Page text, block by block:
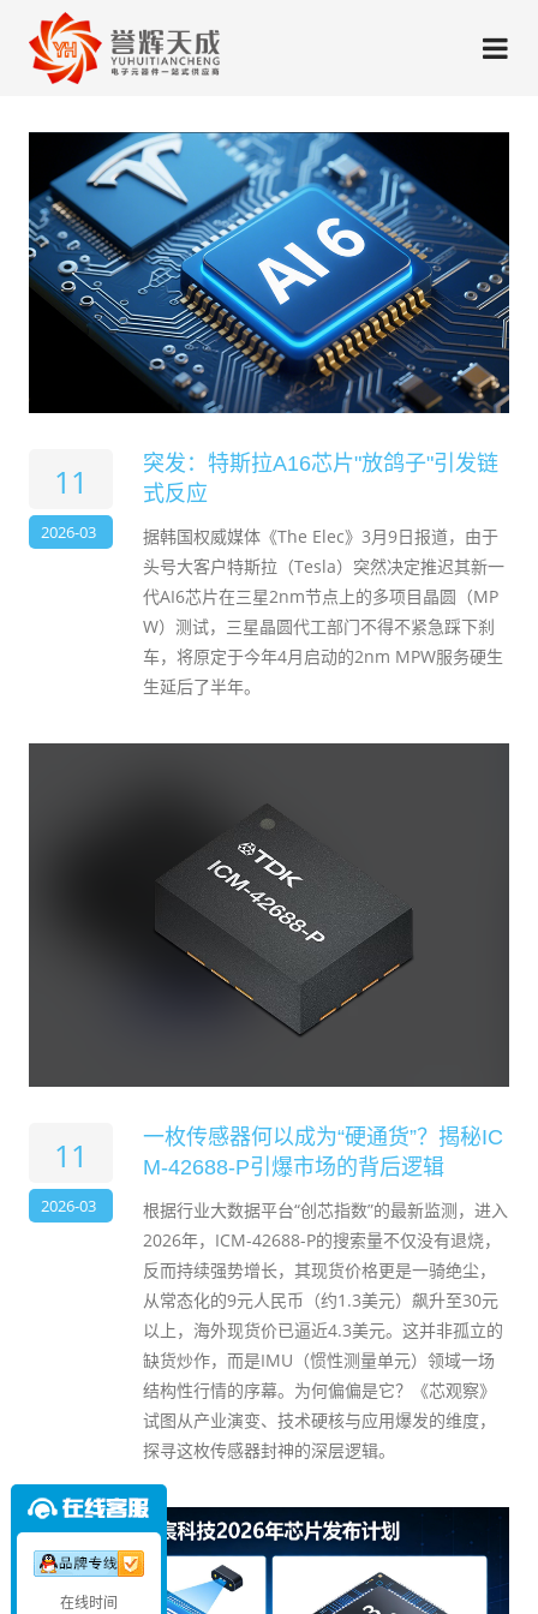
11
2026-03
突发：特斯拉A16芯片"放鸽子"引发链
式反应
据韩国权威媒体《The Elec》3月9日报道，由于
头号大客户特斯拉（Tesla）突然决定推迟其新一
代AI6芯片在三星2nm节点上的多项目晶圆（MP
W）测试，三星晶圆代工部门不得不紧急踩下刹
车，将原定于今年4月启动的2nm MPW服务硬生
生延后了半年。
11
2026-03
一枚传感器何以成为“硬通货”？揭秘IC
M-42688-P引爆市场的背后逻辑
根据行业大数据平台“创芯指数”的最新监测，进入
2026年，ICM-42688-P的搜索量不仅没有退烧，
反而持续强势增长，其现货价格更是一骑绝尘，
从常态化的9元人民币（约1.3美元）飙升至30元
以上，海外现货价已逼近4.3美元。这并非孤立的
缺货炒作，而是IMU（惯性测量单元）领域一场
结构性行情的序幕。为何偏偏是它？《芯观察》
试图从产业演变、技术硬核与应用爆发的维度，
探寻这枚传感器封神的深层逻辑。
在线时间